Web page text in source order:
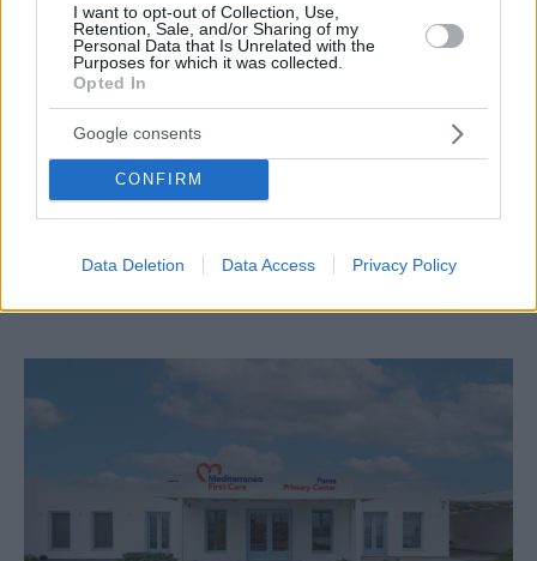
I want to opt-out of Collection, Use,
Retention, Sale, and/or Sharing of my
Personal Data that Is Unrelated with the
Purposes for which it was collected.
Opted In
Google consents
CONFIRM
Data Deletion Data Access Privacy Policy
ΔΙΑΤΡΟΦΟΛΟΓΟΣ
Δίαιτα στα παιδιά: Επιτρέπεται; Οδηγίες ανά ηλικία
από ειδική διαιτολόγο-διατροφολόγο